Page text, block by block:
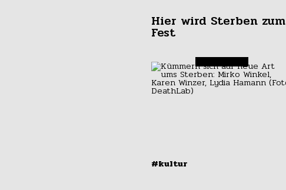
Hier wird Sterben zum
Fest
#kultur